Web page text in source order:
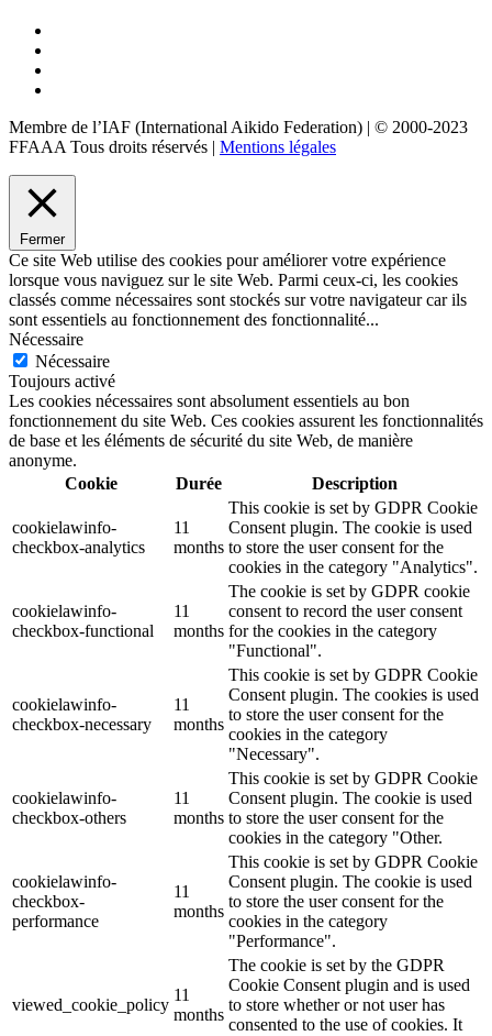
Membre de l’IAF (International Aikido Federation) | © 2000-2023
FFAAA Tous droits réservés | Mentions légales
Fermer
Ce site Web utilise des cookies pour améliorer votre expérience
lorsque vous naviguez sur le site Web. Parmi ceux-ci, les cookies
classés comme nécessaires sont stockés sur votre navigateur car ils
sont essentiels au fonctionnement des fonctionnalité...
Nécessaire
Nécessaire
Toujours activé
Les cookies nécessaires sont absolument essentiels au bon
fonctionnement du site Web. Ces cookies assurent les fonctionnalités
de base et les éléments de sécurité du site Web, de manière
anonyme.
Cookie
Durée Description
cookielawinfo-
checkbox-analytics
11
months
This cookie is set by GDPR Cookie
Consent plugin. The cookie is used
to store the user consent for the
cookies in the category "Analytics".
cookielawinfo-
checkbox-functional
11
months
The cookie is set by GDPR cookie
consent to record the user consent
for the cookies in the category
"Functional".
cookielawinfo-
checkbox-necessary
11
months
This cookie is set by GDPR Cookie
Consent plugin. The cookies is used
to store the user consent for the
cookies in the category
"Necessary".
cookielawinfo-
checkbox-others
11
months
This cookie is set by GDPR Cookie
Consent plugin. The cookie is used
to store the user consent for the
cookies in the category "Other.
cookielawinfo-
checkbox-
performance
11
months
This cookie is set by GDPR Cookie
Consent plugin. The cookie is used
to store the user consent for the
cookies in the category
"Performance".
viewed_cookie_policy
11
months
The cookie is set by the GDPR
Cookie Consent plugin and is used
to store whether or not user has
consented to the use of cookies. It